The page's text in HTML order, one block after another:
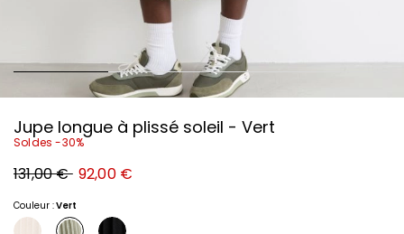
Jupe longue à plissé soleil - Vert
Soldes -30%
Prix
original
€
131,00 € Nouveau
prix
92,00 €
Couleur :Vert